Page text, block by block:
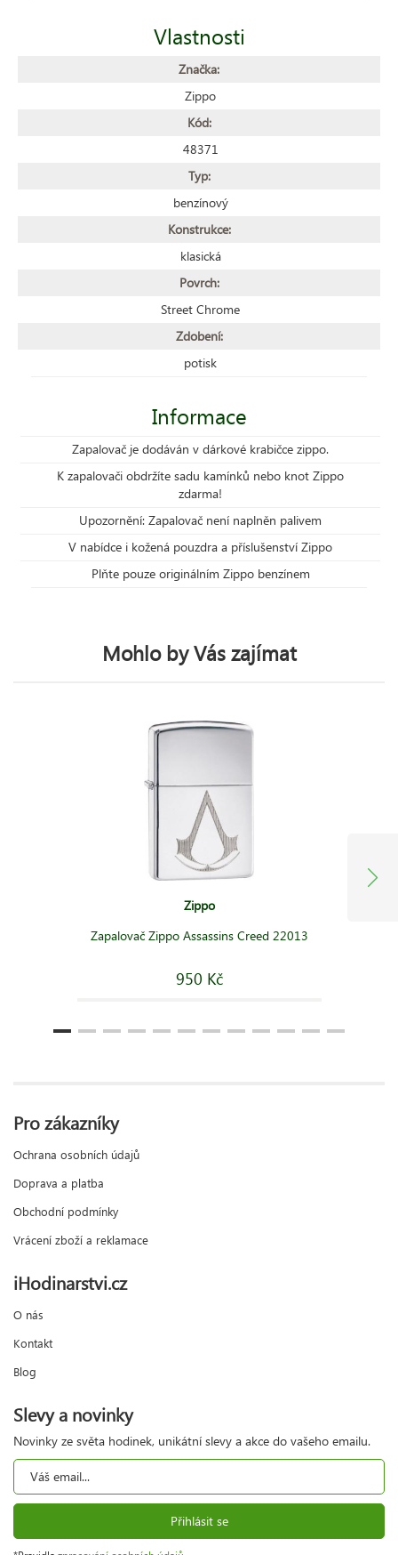
Vlastnosti
Značka:
Zippo
Kód:
48371
Typ:
benzínový
Konstrukce:
klasická
Povrch:
Street Chrome
Zdobení:
potisk
Informace
Zapalovač je dodáván v dárkové krabičce zippo.
K zapalovači obdržíte sadu kamínků nebo knot Zippo
zdarma!
Upozornění: Zapalovač není naplněn palivem
V nabídce i kožená pouzdra a příslušenství Zippo
Plňte pouze originálním Zippo benzínem
Mohlo by Vás zajímat
Zippo
Zapalovač Zippo Assassins Creed 22013
950 Kč
Pro zákazníky
Ochrana osobních údajů
Doprava a platba
Obchodní podmínky
Vrácení zboží a reklamace
iHodinarstvi.cz
O nás
Kontakt
Blog
Slevy a novinky
Novinky ze světa hodinek, unikátní slevy a akce do vašeho emailu.
Přihlásit se